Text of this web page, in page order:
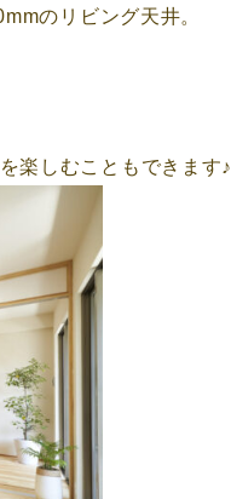
のリビング天井。
楽しむこともできます♪